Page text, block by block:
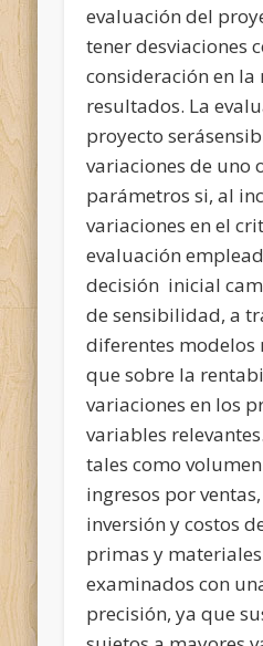
evaluación del
tener desviaciones
consideración en la
resultados. La
proyecto
variaciones de uno
parámetros si, al
variaciones en el
evaluación
decisión inicial
de sensibilidad, a
diferentes modelos
que sobre la
variaciones en los
variables
tales como
ingresos por
inversión y costos
primas y
examinados con
precisión, ya que